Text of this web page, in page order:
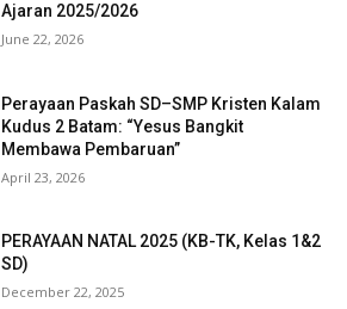
Ajaran 2025/2026
June 22, 2026
Perayaan Paskah SD–SMP Kristen Kalam
Kudus 2 Batam: “Yesus Bangkit
Membawa Pembaruan”
April 23, 2026
PERAYAAN NATAL 2025 (KB-TK, Kelas 1&2
SD)
December 22, 2025